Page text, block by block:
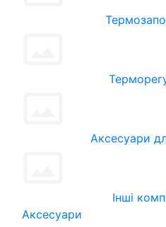
Аксесуари
Інші
Аксесуари